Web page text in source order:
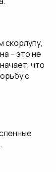
скорлупу,
– это не
что
с